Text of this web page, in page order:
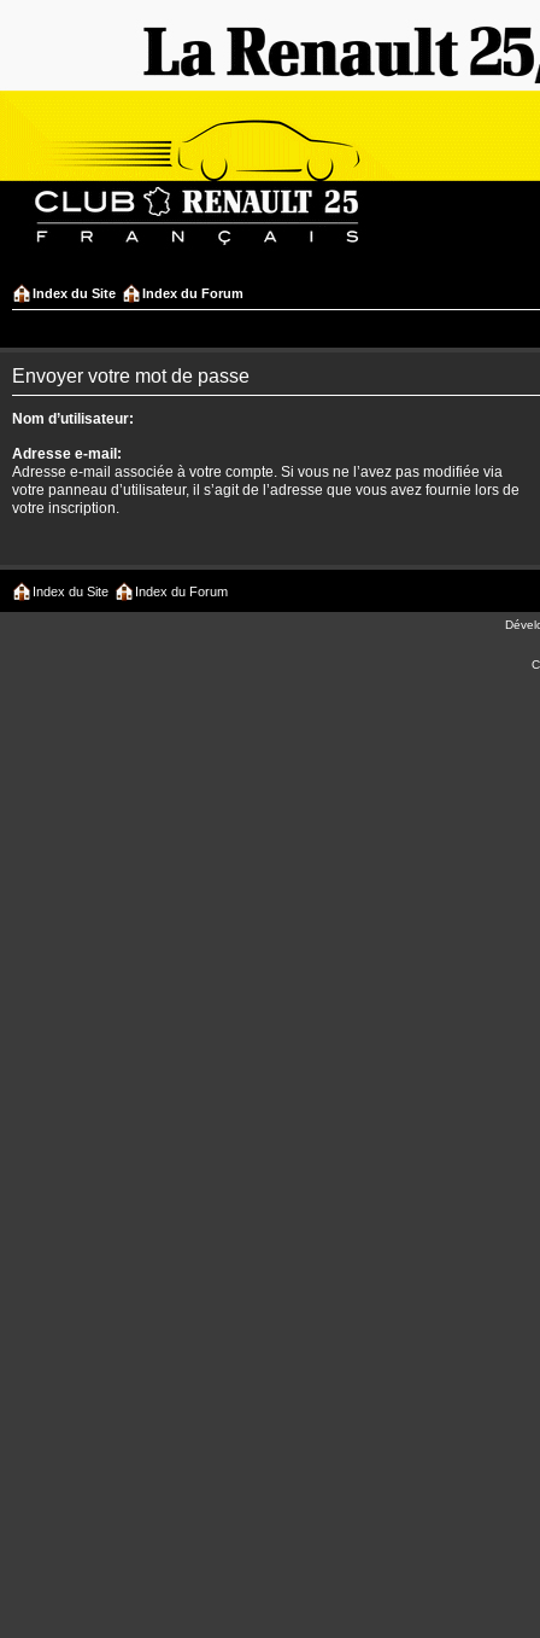
Index du Site Index du Forum
Envoyer votre mot de passe
Nom d’utilisateur:
Adresse e-mail:
Adresse e-mail associée à votre compte. Si vous ne l’avez pas modifiée via
votre panneau d’utilisateur, il s’agit de l’adresse que vous avez fournie lors de
votre inscription.
Index du Site Index du Forum